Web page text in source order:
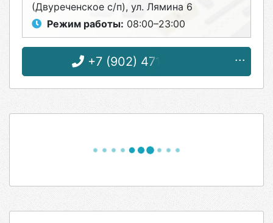
(Двуреченское с/п), ул. Лямина 6
Режим работы: 08:00–23:00
+7 (902) 471-07-98